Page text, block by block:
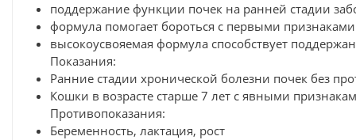
поддержание функции почек на ранней стадии
формула помогает бороться с первыми
высокоусвояемая формула способствует
Показания:
Ранние стадии хронической болезни почек без
Кошки в возрасте старше 7 лет с явными
Противопоказания:
Беременность, лактация, рост